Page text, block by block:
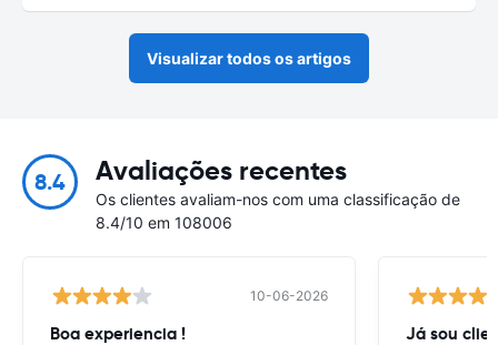
Visualizar todos os artigos
8.4 Avaliações recentes
Os clientes avaliam-nos com uma classificação de
8.4/10 em 108006
10-06-2026
Boa experiencia ! Já sou